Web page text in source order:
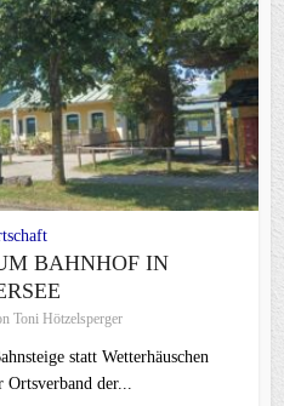
BAHNHOF IN
Toni Hötzelsperger
statt Wetterhäuschen
der...